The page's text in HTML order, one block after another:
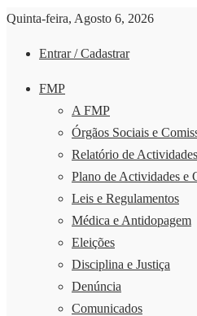
Quinta-feira, Agosto 6, 2026
Entrar / Cadastrar
FMP
A FMP
Órgãos Sociais e
Relatório de
Plano de Actividades e
Leis e Regulamentos
Médica e Antidopagem
Eleições
Disciplina e Justiça
Denúncia
Comunicados